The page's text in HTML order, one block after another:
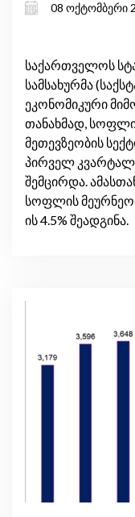
08 ოქტომბერი
საქართველოს
სამსახურმა
ეკონომიკური
თანახმად,
მეთევზეობის
პირველ
შემცირდა.
სოფლის
ის 4.5% შეადგინა.